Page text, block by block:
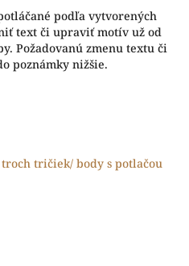
podľa vytvorených
text či upraviť motív už od
Požadovanú zmenu textu či
poznámky nižšie.
tričiek/ body s potlačou